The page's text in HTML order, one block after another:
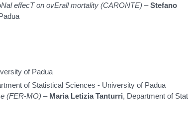
effecT on ovErall mortality (CARONTE) –Stefano
Padua
of Padua
of Statistical Sciences - University of Padua
(FER-MO)– Maria Letizia Tanturri, Department of